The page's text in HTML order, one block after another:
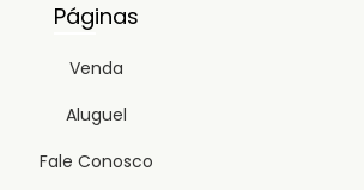
Páginas
Venda
Aluguel
Fale Conosco